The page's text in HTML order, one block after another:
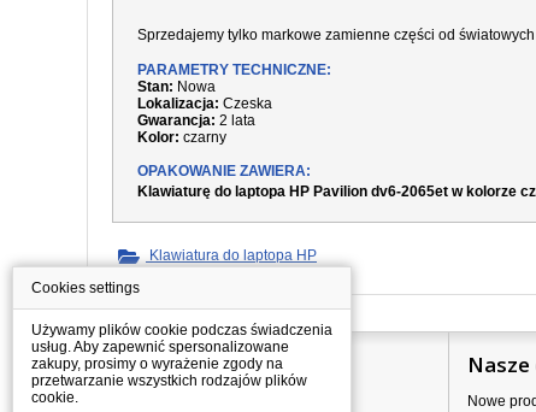
Sprzedajemy tylko markowe zamienne części od
PARAMETRY TECHNICZNE:
Stan: Nowa
Lokalizacja: Czeska
Gwarancja: 2 lata
Kolor: czarny
OPAKOWANIE ZAWIERA:
Klawiaturę do laptopa HP Pavilion dv6-2065et w kolorze
Klawiatura do laptopa HP
Informacje
Nowe
Cookies settings
Używamy plików cookie podczas świadczenia
usług. Aby zapewnić spersonalizowane
zakupy, prosimy o wyrażenie zgody na
przetwarzanie wszystkich rodzajów plików
cookie.